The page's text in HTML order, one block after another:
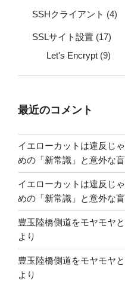
SSHクライアント (4)
SSLサイト設置 (17)
Let's Encrypt (9)
最近のコメント
イエローカットは違反じ
めの「新常識」と意外な
イエローカットは違反じ
めの「新常識」と意外な
豊玉陸橋側道をモヤモヤ
より
豊玉陸橋側道をモヤモヤ
より